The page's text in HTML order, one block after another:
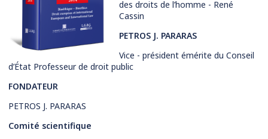
des droits de l’homme - René
Cassin
PETROS J. PARARAS
Vice - président émérite du Conseil
d’État Professeur de droit public
FONDATEUR
PETROS J. PARARAS
Comité scientifique